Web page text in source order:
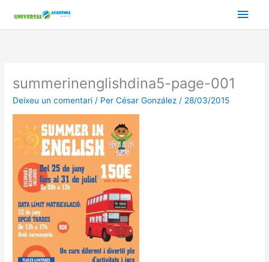
contingut
summerinenglishdina5-page-001
Deixeu un comentari / Per César González / 28/03/2015